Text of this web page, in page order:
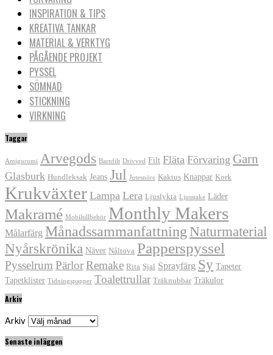
INSPIRATION & TIPS
KREATIVA TANKAR
MATERIAL & VERKTYG
PÅGÅENDE PROJEKT
PYSSEL
SÖMNAD
STICKNING
VIRKNING
Taggar
Amigurumi Arvegods Barnfilt Drivved Filt Fläta Förvaring Garn
Glasburk Hundleksak Jeans Jul Jutesnöre Kaktus Knappar Kork
Krukväxter Lampa Lera Ljuslykta Ljusstake Läder
Makramé Mobiltillbehör Monthly Makers
Målarfärg Månadssammanfattning Naturmaterial
Nyårskrönika Näver Nåltova Papperspyssel
Pysselrum PärlorRemake Rita Sjal Sprayfärg Sy Tapeter
Tapetklister Tidningspapper Toalettrullar Träknubbar Träkulor
Arkiv
Arkiv
Senaste inläggen